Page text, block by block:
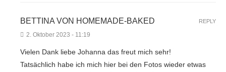
BETTINA VON HOMEMADE-BAKED
2. Oktober 2023 - 11:19
Vielen Dank liebe Johanna das freut mich sehr!
Tatsächlich habe ich mich hier bei den Fotos wieder etwas
REPLY